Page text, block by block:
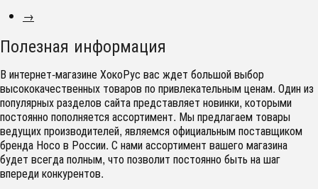
→
Полезная информация
В интернет-магазине ХокоРус вас ждет большой выбор
высококачественных товаров по привлекательным ценам. Один из
популярных разделов сайта представляет новинки, которыми
постоянно пополняется ассортимент. Мы предлагаем товары
ведущих производителей, являемся официальным поставщиком
бренда Носо в России. С нами ассортимент вашего магазина
будет всегда полным, что позволит постоянно быть на шаг
впереди конкурентов.